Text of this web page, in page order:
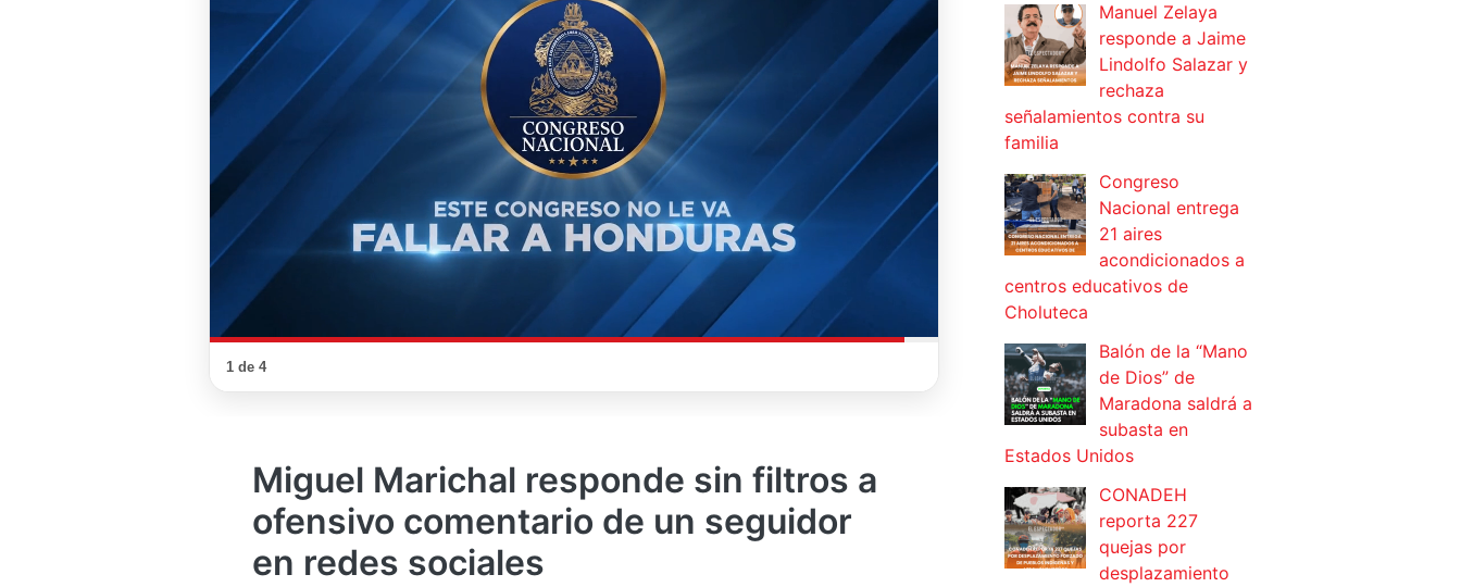
en redes sociales
Manuel Zelaya
responde a Jaime
Lindolfo Salazar y
rechaza
señalamientos contra su
familia
Congreso
Nacional entrega
21 aires
acondicionados a
centros educativos de
Choluteca
Balón de la “Mano
de Dios” de
Maradona saldrá a
subasta en
Estados Unidos
CONADEH
reporta 227
quejas por
desplazamiento